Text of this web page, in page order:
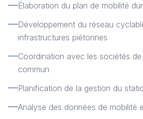
Élaboration du plan de mobilité
Développement du réseau
infrastructures piétonnes
Coordination avec les sociétés
commun
Planification de la gestion du
Analyse des données de mobilité